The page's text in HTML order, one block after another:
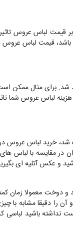
قیمت لباس عروس
قیمت لباس عروس
برای مثال ممکن
لباس عروس شما
شد، خرید لباس عروس
در مقایسه با لباس
آتلیه ای
معمولا زمان
را دقیقا مشابه
باشید لباسی